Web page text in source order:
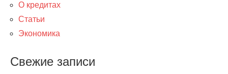
О кредитах
Статьи
Экономика
Свежие записи